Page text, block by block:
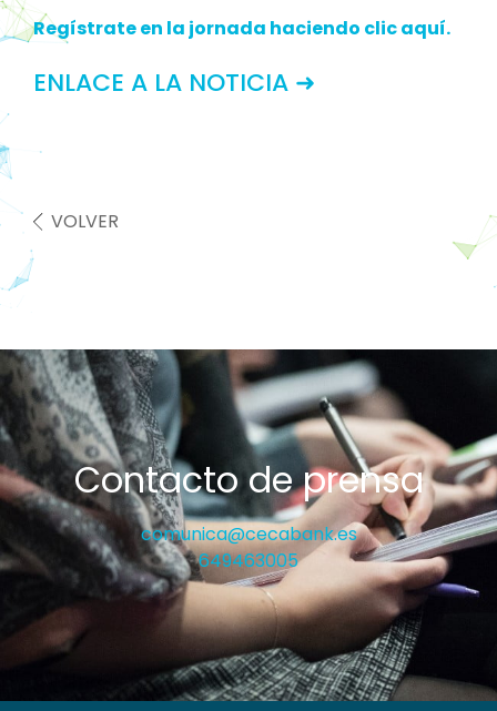
Regístrate en la jornada haciendo clic aquí.
ENLACE A LA NOTICIA ➜
VOLVER
Contacto de prensa
comunica@cecabank.es
649463005